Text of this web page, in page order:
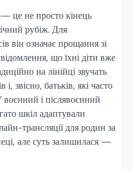
це не просто кінець
рубіж. Для
він означає прощання зі
що їхні діти вже
на лінійці звучать
звісно, батьків, які часто
воєнний і післявоєнний
шкіл адаптували
трансляції для родин за
але суть залишилася —